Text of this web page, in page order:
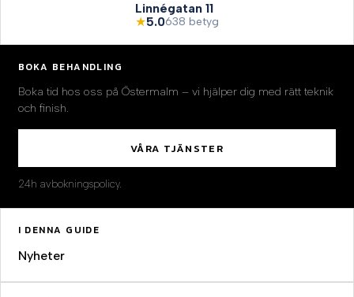
Linnégatan 11
★5.0638 betyg
BOKA BEHANDLING
Boka tid hos oss på Östermalm – vi hjälper dig med rätt teknik
och finish.
VÅRA TJÄNSTER
24h avbokningspolicy.
I DENNA GUIDE
Nyheter